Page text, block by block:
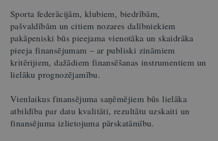
Sporta federācijām, klubiem, biedrībām,
pašvaldībām un citiem nozares dalībniekiem
pakāpeniski būs pieejama vienotāka un skaidrāka
pieeja finansējumam – ar publiski zināmiem
kritērijiem, dažādiem finansēšanas instrumentiem un
lielāku prognozējamību.
Vienlaikus finansējuma saņēmējiem būs lielāka
atbildība par datu kvalitāti, rezultātu uzskaiti un
finansējuma izlietojuma pārskatāmību.